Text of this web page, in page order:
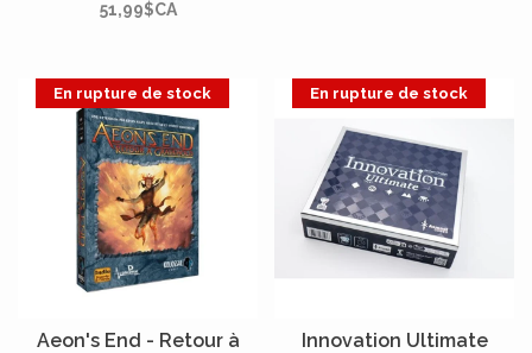
Son nom s'inspire d'une
largement utilisée
aujourd'hui : la culture de
trois plantes différentes
côte à côte.
51,99$CA
En rupture de stock
Aeon's End - Retour à
En rupture de stock
Innovation Ultimate